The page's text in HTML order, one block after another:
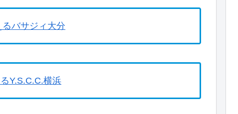
バサジィ大分
Y.S.C.C.横浜